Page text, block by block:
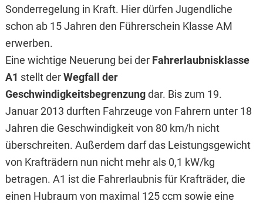
Sonderregelung in Kraft. Hier dürfen Jugendliche
schon ab 15 Jahren den Führerschein Klasse AM
erwerben.
Eine wichtige Neuerung bei der Fahrerlaubnisklasse
A1 stellt derWegfall der
Geschwindigkeitsbegrenzungdar. Bis zum 19.
Januar 2013 durften Fahrzeuge von Fahrern unter 18
Jahren die Geschwindigkeit von 80 km/h nicht
überschreiten. Außerdem darf das Leistungsgewicht
von Krafträdern nun nicht mehr als 0,1 kW/kg
betragen. A1 ist die Fahrerlaubnis für Krafträder, die
einen Hubraum von maximal 125 ccm sowie eine